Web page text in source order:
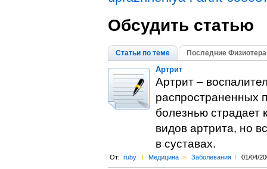
Обсудить статью
Статьи по теме Последние
Артрит
Артрит –
распространенных
болезнью страдает
видов артрита, но
в суставах.
От: ruby l Медицина > Заболевания l 01/04/